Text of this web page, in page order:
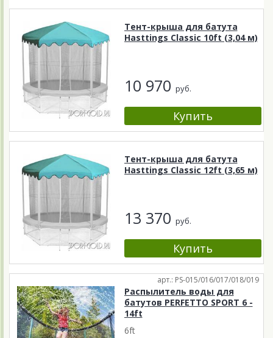
Тент-крыша для батута
Hasttings Classic 10ft (3,04 м)
10 970 руб.
Тент-крыша для батута
Hasttings Classic 12ft (3,65 м)
13 370 руб.
арт.: PS-015/016/017/018/019
Распылитель воды для
батутов PERFETTO SPORT 6 -
14ft
6ft